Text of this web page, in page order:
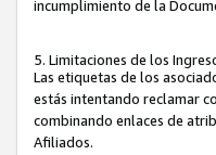
incumplimiento de la
5. Limitaciones de los
Las etiquetas de los
estás intentando reclamar
combinando enlaces de
Afiliados.